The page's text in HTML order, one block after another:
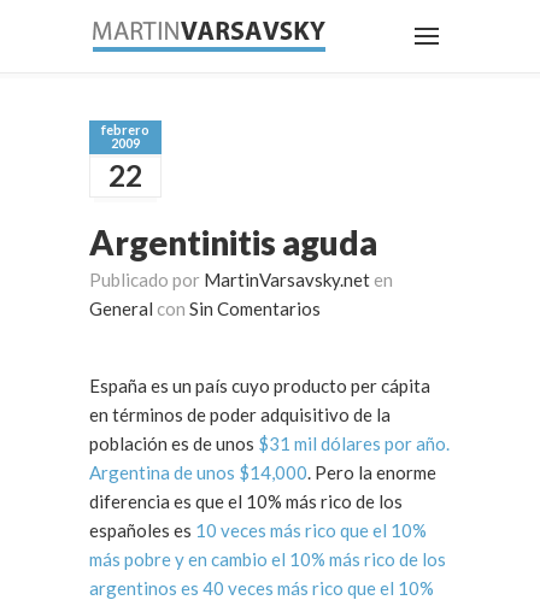
febrero
2009
22
Argentinitis aguda
Publicado por MartinVarsavsky.net en
General con Sin Comentarios
España es un país cuyo producto per cápita
en términos de poder adquisitivo de la
población es de unos $31 mil dólares por año.
Argentina de unos $14,000. Pero la enorme
diferencia es que el 10% más rico de los
españoles es 10 veces más rico que el 10%
más pobre y en cambio el 10% más rico de los
argentinos es 40 veces más rico que el 10%